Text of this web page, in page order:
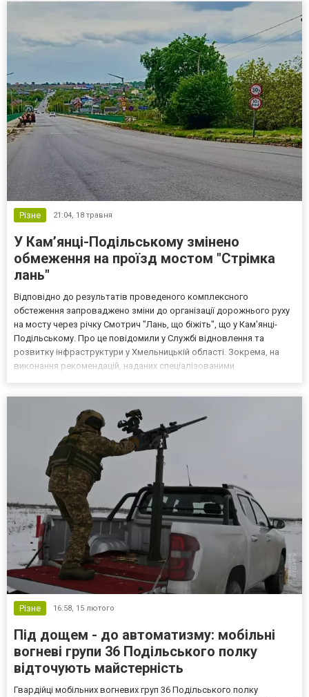
Різне 21:04, 18 травня
У Кам’янці-Подільському змінено
обмеження на проїзд мостом "Стрімка
лань"
Відповідно до результатів проведеного комплексного
обстеження запроваджено зміни до організації дорожнього руху
на мосту через річку Смотрич "Лань, що біжіть", що у Кам'янці-
Подільському. Про це повідомили у Службі відновлення та
розвитку інфраструктури у Хмельницькій області. Зокрема, на
виконання рекомендацій, наданих спеціалізованими
Різне 16:58, 15 лютого
Під дощем - до автоматизму: мобільні
вогневі групи 36 Подільського полку
відточують майстерність
Гвардійці мобільних вогневих груп 36 Подільського полку